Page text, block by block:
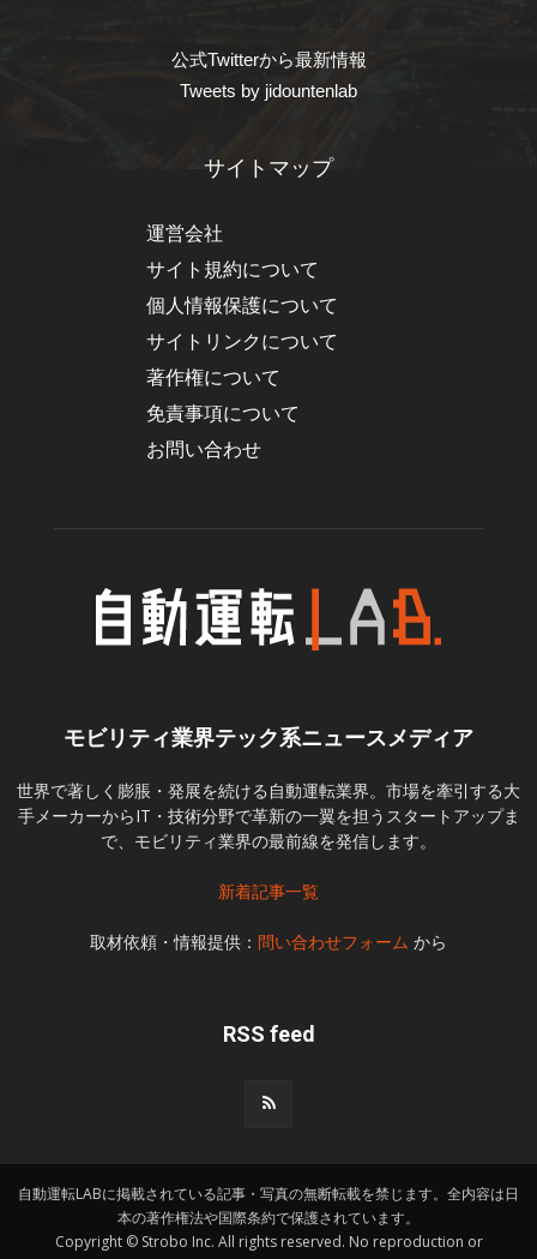
公式Twitterから最新情報
Tweets by jidountenlab
サイトマップ
運営会社
サイト規約について
個人情報保護について
サイトリンクについて
著作権について
免責事項について
お問い合わせ
モビリティ業界テック系ニュースメディア
世界で著しく膨脹・発展を続ける自動運転業界。市場を牽引する大
手メーカーからIT・技術分野で革新の一翼を担うスタートアップま
で、モビリティ業界の最前線を発信します。
新着記事一覧
取材依頼・情報提供： 問い合わせフォーム から
RSS feed
自動運転LABに掲載されている記事・写真の無断転載を禁じます。全内容は日
本の著作権法や国際条約で保護されています。
Copyright © Strobo Inc. All rights reserved. No reproduction or